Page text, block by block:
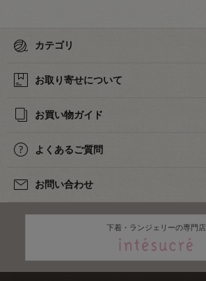
カテゴリ
お取り寄せについて
お買い物ガイド
よくあるご質問
お問い合わせ
下着・ランジェリーの専門店